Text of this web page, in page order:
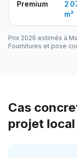
Premium
2
m²
Prix 2026 estimés à
Fournitures et pose
Cas
projet local